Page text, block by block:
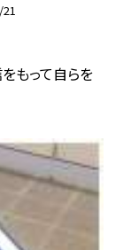
もって自らを